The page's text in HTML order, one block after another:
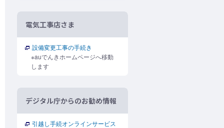
電気工事店さま
設備変更工事の手続き
※auでんきホームページへ移動
します
デジタル庁からのお勧め情報
引越し手続オンラインサービス